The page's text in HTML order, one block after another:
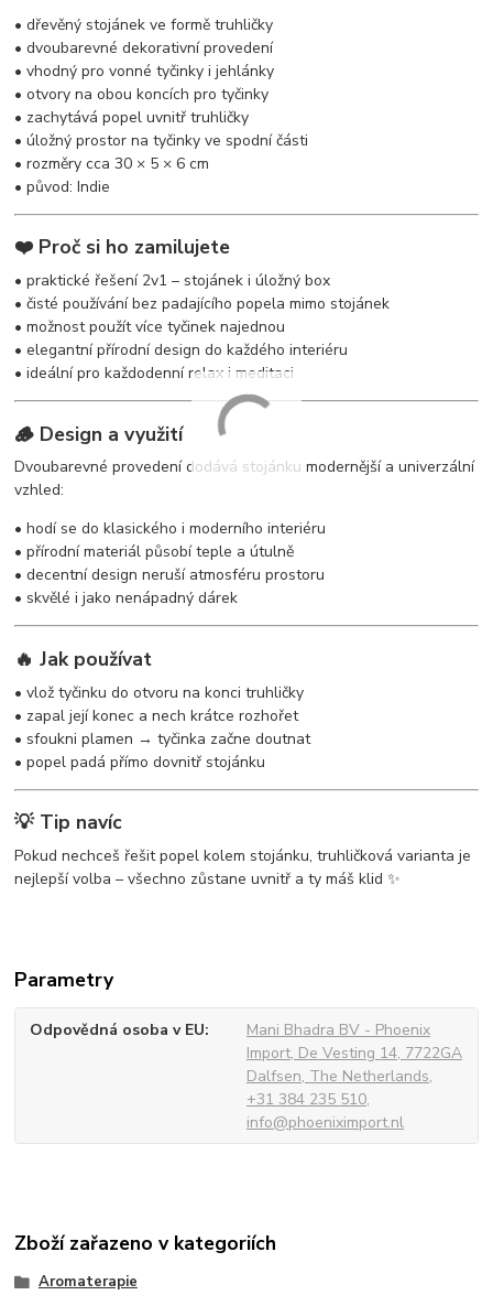
• dřevěný stojánek ve formě truhličky
• dvoubarevné dekorativní provedení
• vhodný pro vonné tyčinky i jehlánky
• otvory na obou koncích pro tyčinky
• zachytává popel uvnitř truhličky
• úložný prostor na tyčinky ve spodní části
• rozměry cca 30 × 5 × 6 cm
• původ: Indie
❤️ Proč si ho zamilujete
• praktické řešení 2v1 – stojánek i úložný box
• čisté používání bez padajícího popela mimo stojánek
• možnost použít více tyčinek najednou
• elegantní přírodní design do každého interiéru
• ideální pro každodenní relax i meditaci
🪵 Design a využití
Dvoubarevné provedení dodává stojánku modernější a univerzální
vzhled:
• hodí se do klasického i moderního interiéru
• přírodní materiál působí teple a útulně
• decentní design neruší atmosféru prostoru
• skvělé i jako nenápadný dárek
🔥 Jak používat
• vlož tyčinku do otvoru na konci truhličky
• zapal její konec a nech krátce rozhořet
• sfoukni plamen → tyčinka začne doutnat
• popel padá přímo dovnitř stojánku
💡 Tip navíc
Pokud nechceš řešit popel kolem stojánku, truhličková varianta je
nejlepší volba – všechno zůstane uvnitř a ty máš klid ✨
Parametry
Odpovědná osoba v EU
Mani Bhadra BV - Phoenix
Import, De Vesting 14, 7722GA
Dalfsen, The Netherlands,
+31 384 235 510,
info@phoeniximport.nl
Zboží zařazeno v kategoriích
Aromaterapie